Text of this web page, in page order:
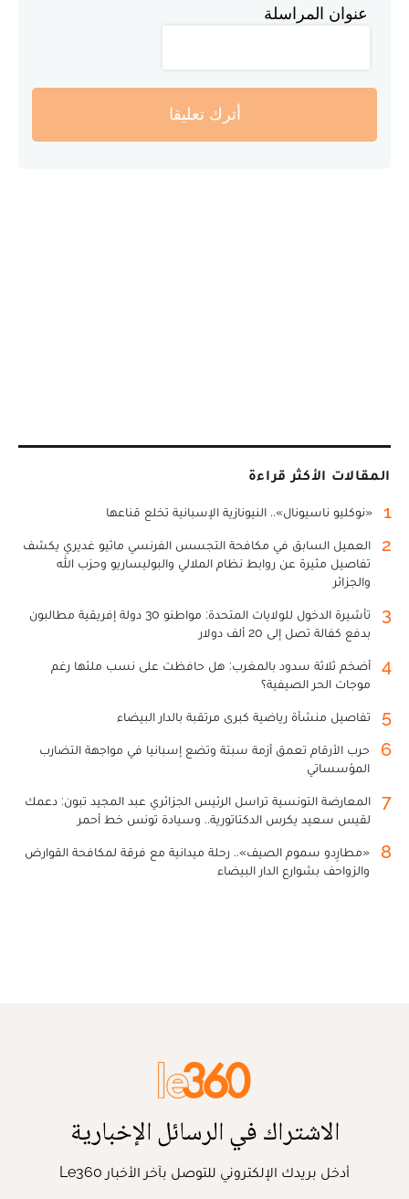
عنوان المراسلة
أترك تعليقا
المقالات الأكثر قراءة
1 «نوكليو ناسيونال».. النيونازية الإسبانية تخلع قناعها
2
العميل السابق في مكافحة التجسس الفرنسي ماثيو غديري يكشف
تفاصيل مثيرة عن روابط نظام الملالي والبوليساريو وحزب الله
والجزائر
3
تأشيرة الدخول للولايات المتحدة: مواطنو 30 دولة إفريقية مطالبون
بدفع كفالة تصل إلى 20 ألف دولار
4
أضخم ثلاثة سدود بالمغرب: هل حافظت على نسب ملئها رغم
موجات الحر الصيفية؟
5 تفاصيل منشأة رياضية كبرى مرتقبة بالدار البيضاء
6
حرب الأرقام تعمق أزمة سبتة وتضع إسبانيا في مواجهة التضارب
المؤسساتي
7
المعارضة التونسية تراسل الرئيس الجزائري عبد المجيد تبون: دعمك
لقيس سعيد يكرس الدكتاتورية.. وسيادة تونس خط أحمر
8
«مطارِدو سموم الصيف».. رحلة ميدانية مع فرقة لمكافحة القوارض
والزواحف بشوارع الدار البيضاء
الاشتراك في الرسائل الإخبارية
أدخل بريدك الإلكتروني للتوصل بآخر الأخبار Le360